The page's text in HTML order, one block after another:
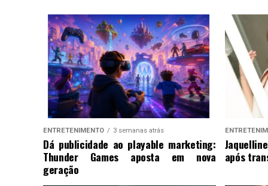
ENTRETENIMENTO 3 semanas atrás
Dá publicidade ao playable marketing:
Thunder Games aposta em nova
geração
após